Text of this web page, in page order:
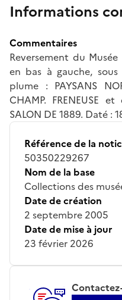
Informations
Commentaires
Reversement du
en bas à gauche,
plume : PAYSANS
CHAMP. FRENEUSE
SALON DE 1889. Daté :
Référence de la
50350229267
Nom de la base
Collections des
Date de création
2 septembre 2005
Date de mise à jour
23 février 2026